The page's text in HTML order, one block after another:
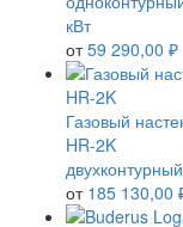
кВт
от 59 290,00 ₽
Газовый
HR-2K
от 185 130,00